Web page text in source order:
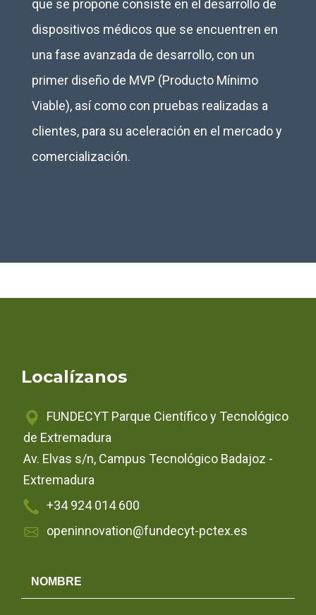
que se propone consiste en el desarrollo de
dispositivos médicos que se encuentren en
una fase avanzada de desarrollo, con un
primer diseño de MVP (Producto Mínimo
Viable), así como con pruebas realizadas a
clientes, para su aceleración en el mercado y
comercialización.
Localízanos
FUNDECYT Parque Científico y Tecnológico
de Extremadura
Av. Elvas s/n, Campus Tecnológico Badajoz -
Extremadura
+34 924 014 600
openinnovation@fundecyt-pctex.es